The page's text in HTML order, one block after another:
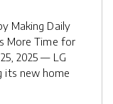
Making Daily
More Time for
2025 — LG
its new home